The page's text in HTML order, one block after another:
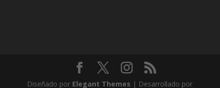
Diseñado por Elegant Themes | Desarrollado por